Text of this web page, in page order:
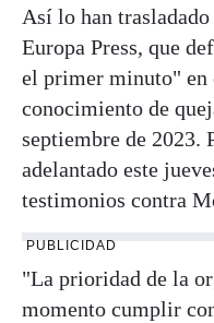
Así lo han
Europa Press, que
el primer minuto" en
conocimiento de
septiembre de 2023.
adelantado este
testimonios contra
PUBLICIDAD
"La prioridad de la
momento cumplir